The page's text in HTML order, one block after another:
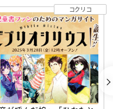
コクリコ